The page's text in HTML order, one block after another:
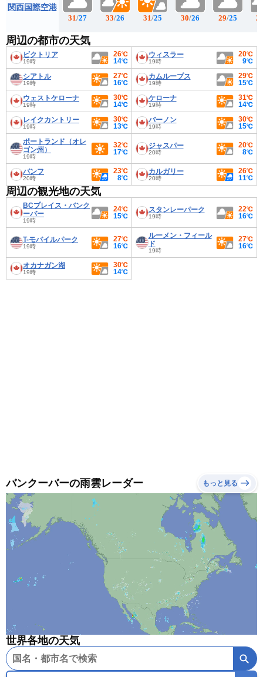
関西国際空港
31/27 33/26 31/25 30/26 29/25
周辺の都市の天気
ビクトリア
19時
26℃
14℃
ウィスラー
19時
20℃
9℃
シアトル
19時
27℃
16℃
カムループス
19時
29℃
15℃
ウェストケローナ
19時
30℃
14℃
ケローナ
19時
31℃
14℃
レイクカントリー
19時
30℃
13℃
バーノン
19時
30℃
15℃
ポートランド（オレ
ゴン州）
19時
32℃
17℃
ジャスパー
20時
20℃
8℃
バンフ
20時
23℃
8℃
カルガリー
20時
26℃
11℃
周辺の観光地の天気
BCプレイス・バンク
ーバー
19時
24℃
15℃
スタンレーパーク
19時
22℃
16℃
T-モバイルパーク
19時
27℃
16℃
ルーメン・フィール
ド
19時
27℃
16℃
オカナガン湖
19時
30℃
14℃
バンクーバーの雨雲レーダー もっと見る
世界各地の天気